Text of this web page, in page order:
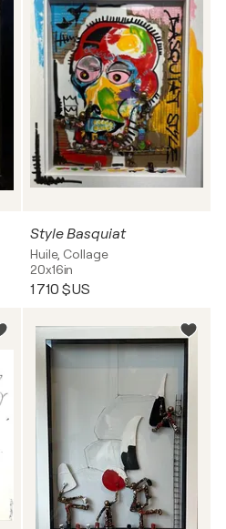
Style Basquiat
Huile, Collage
20x16in
1 710 $US